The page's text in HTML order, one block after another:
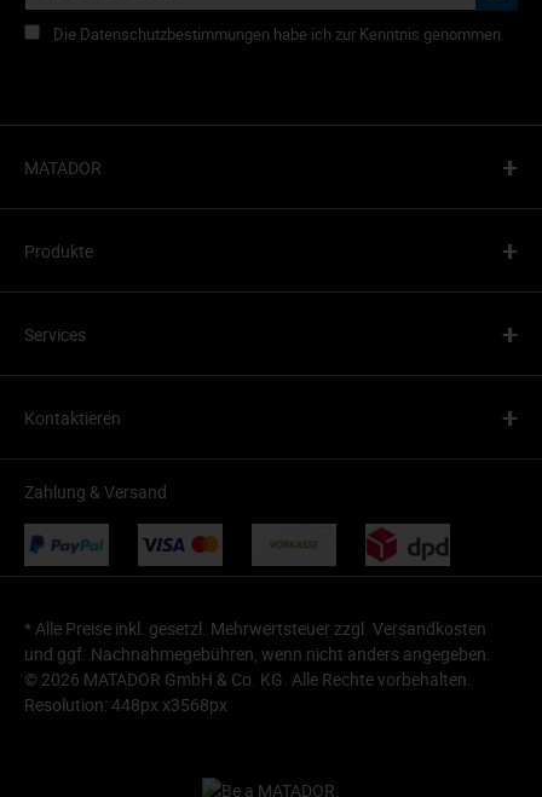
Die Datenschutzbestimmungen habe ich zur Kenntnis genommen.
MATADOR +
Produkte +
Services +
Kontaktieren +
Zahlung & Versand
* Alle Preise inkl. gesetzl. Mehrwertsteuer zzgl. Versandkosten
und ggf. Nachnahmegebühren, wenn nicht anders angegeben.
© 2026 MATADOR GmbH & Co. KG. Alle Rechte vorbehalten.
Resolution: 448px x3568px